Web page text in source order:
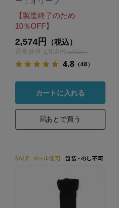
【製造終了のため
10％OFF】
2,574円 （税込）
通常価格 2,860円 （税込）
4.8（48）
カートに入れる
あとで買う